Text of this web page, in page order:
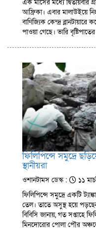
এক মাসের মধ্যে দ্বিতীয়বার
আফ্রিকা। এবার মালাউইয়ে
বাণিজ্যিক কেন্দ্র
পাওয়া গেছে। ভারি
ফিলিপিন্সে সমুদ্রে
স্থানীয়রা
ওশানটামস ডেস্ক :
১১
ফিলিপিন্সে সমুদ্রে একটি
তেল। তাতে অসুস্থ হয়ে
বিবিসি জানায়, গত সপ্তাহে
মিনদোরোর পোলা পৌর